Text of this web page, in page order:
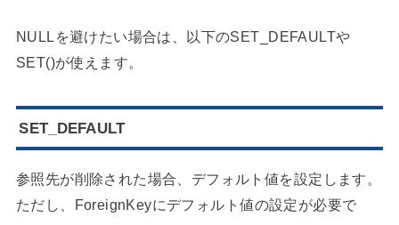
NULLを避けたい場合は、以下のSET_DEFAULTや
SET()が使えます。
SET_DEFAULT
参照先が削除された場合、デフォルト値を設定します。
ただし、ForeignKeyにデフォルト値の設定が必要で